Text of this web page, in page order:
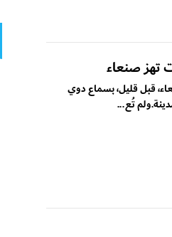
تهز صنعاء
قبل قليل، بسماع دوي
تُع...